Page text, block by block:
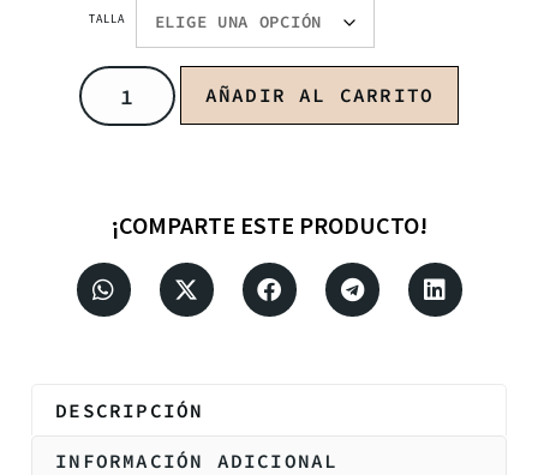
TALLA
AÑADIR AL CARRITO
¡COMPARTE ESTE PRODUCTO!
DESCRIPCIÓN
INFORMACIÓN ADICIONAL